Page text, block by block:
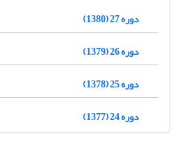
دوره 27 (1380)
دوره 26 (1379)
دوره 25 (1378)
دوره 24 (1377)